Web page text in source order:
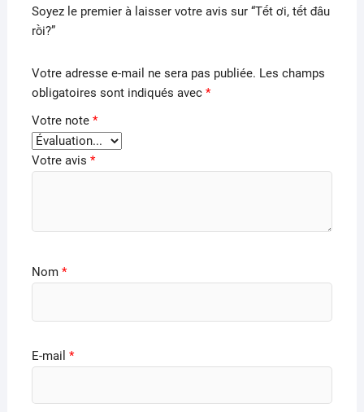
Soyez le premier à laisser votre avis sur “Tết ơi, tết đâu
rồi?”
Votre adresse e-mail ne sera pas publiée. Les champs
obligatoires sont indiqués avec *
Votre note *
Votre avis *
Nom *
E-mail *